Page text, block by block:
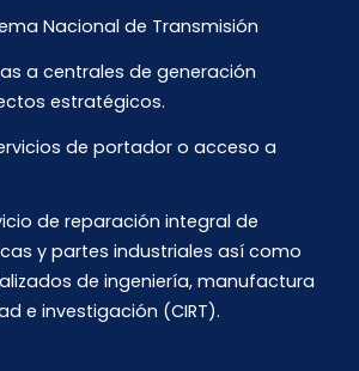
Nacional de Transmisión
a centrales de generación
estratégicos.
de portador o acceso a
de reparación integral de
y partes industriales así como
de ingeniería, manufactura
e investigación (CIRT).